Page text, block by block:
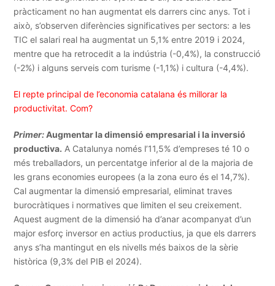
pràcticament no han augmentat els darrers cinc anys. Tot i
això, s’observen diferències significatives per sectors: a les
TIC el salari real ha augmentat un 5,1% entre 2019 i 2024,
mentre que ha retrocedit a la indústria (-0,4%), la construcció
(-2%) i alguns serveis com turisme (-1,1%) i cultura (-4,4%).
El repte principal de l’economia catalana és millorar la
productivitat. Com?
Primer:Augmentar la dimensió empresarial i la inversió
productiva. A Catalunya només l’11,5% d’empreses té 10 o
més treballadors, un percentatge inferior al de la majoria de
les grans economies europees (a la zona euro és el 14,7%).
Cal augmentar la dimensió empresarial, eliminat traves
burocràtiques i normatives que limiten el seu creixement.
Aquest augment de la dimensió ha d’anar acompanyat d’un
major esforç inversor en actius productius, ja que els darrers
anys s’ha mantingut en els nivells més baixos de la sèrie
històrica (9,3% del PIB el 2024).